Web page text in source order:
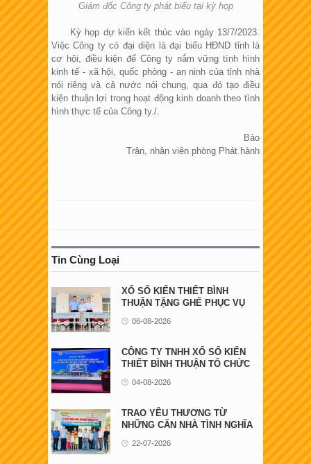
Giám đốc Công ty phát biểu tại kỳ họp
Kỳ họp dự kiến kết thúc vào ngày 13/7/2023.
Việc Công ty có đại diện là đại biểu HĐND tỉnh là
cơ hội, điều kiện để Công ty nắm vững tình hình
kinh tế - xã hội, quốc phòng - an ninh của tỉnh nhà
nói riêng và cả nước nói chung, qua đó tạo điều
kiện thuận lợi trong hoạt động kinh doanh theo tình
hình thực tế của Công ty./.
Bảo
Trân, nhân viên phòng Phát hành
Tin Cùng Loại
XỔ SỐ KIẾN THIẾT BÌNH
THUẬN TẶNG GHẾ PHỤC VỤ
06-08-2026
CÔNG TY TNHH XỔ SỐ KIẾN
THIẾT BÌNH THUẬN TỔ CHỨC
04-08-2026
TRAO YÊU THƯƠNG TỪ
NHỮNG CĂN NHÀ TÌNH NGHĨA
22-07-2026